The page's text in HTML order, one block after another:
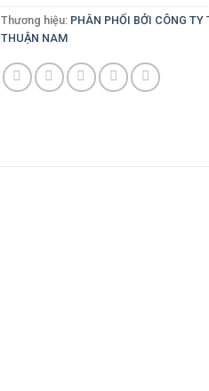
Thương hiệu: PHÂN PHỐI BỞI CÔNG TY
THUẬN NAM